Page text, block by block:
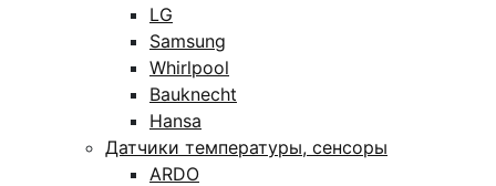
LG
Samsung
Whirlpool
Bauknecht
Hansa
Датчики температуры, сенсоры
ARDO